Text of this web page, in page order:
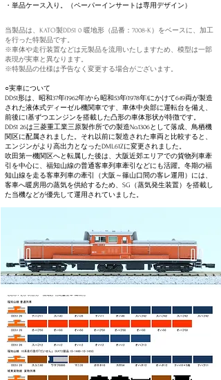
​・単品ケース入り。（ペーパーインサートは専用デザイン）
当製品は、KATO製DD51 0 暖地形（品番：7008-K）をベースに、加工
を行った特製品です。
※車体​や走行装置などは元製品を流用いたしますため、模型は一部
表現が実車と異なります。​​​
※特製品の仕様は予告なく変更する場合がございます。
○実車について​​
DD51形は、昭和37年(1962年)から昭和53年(1978年)にかけて649両が製造
された液体式ディーゼル機関車です、 車体中央部に運転台を備え、
前後に1基ずつエンジンを搭載した凸形の車体形状が特徴です。
DD51 26は三菱重工業三原製作所での製造No.1306として落成、鳥栖機
関区に配属されました。それ以前に製造された車両と比較すると、
エンジンがより高出力となったDML61Zに変更されました。
吹田第一機関区へと転属した後は、大阪近郊エリアでの貨物列車牽
引を中心に、福知山線の普通客車列車牽引などにも活躍。冬期の福
知山線を走る客車列車の牽引（大阪～篠山口間の客レ運用）には、
客車へ暖房用の蒸気を供給するため、SG（蒸気発生装置）を搭載し
た当機などが優先して運用されていました。